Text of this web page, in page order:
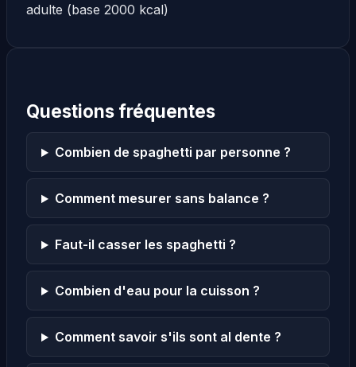
adulte (base 2000 kcal)
Questions fréquentes
Combien de spaghetti par personne ?
Comment mesurer sans balance ?
Faut-il casser les spaghetti ?
Combien d'eau pour la cuisson ?
Comment savoir s'ils sont al dente ?